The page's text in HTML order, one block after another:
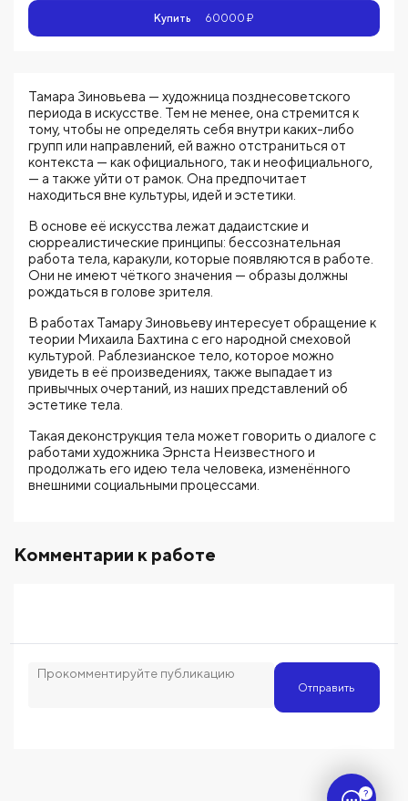
?
Купить 60000 ₽
Тамара Зиновьева — художница позднесоветского
периода в искусстве. Тем не менее, она стремится к
тому, чтобы не определять себя внутри каких-либо
групп или направлений, ей важно отстраниться от
контекста — как официального, так и неофициального,
— а также уйти от рамок. Она предпочитает
находиться вне культуры, идей и эстетики.
В основе её искусства лежат дадаистские и
сюрреалистические принципы: бессознательная
работа тела, каракули, которые появляются в работе.
Они не имеют чёткого значения — образы должны
рождаться в голове зрителя.
В работах Тамару Зиновьеву интересует обращение к
теории Михаила Бахтина с его народной смеховой
культурой. Раблезианское тело, которое можно
увидеть в её произведениях, также выпадает из
привычных очертаний, из наших представлений об
эстетике тела.
Такая деконструкция тела может говорить о диалоге с
работами художника Эрнста Неизвестного и
продолжать его идею тела человека, изменённого
внешними социальными процессами.
Комментарии к работе
Отправить